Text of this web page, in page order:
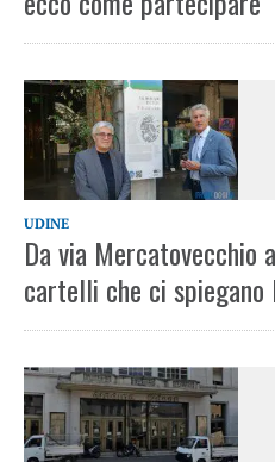
UDINE
Da via Mercatovecchio
cartelli che ci